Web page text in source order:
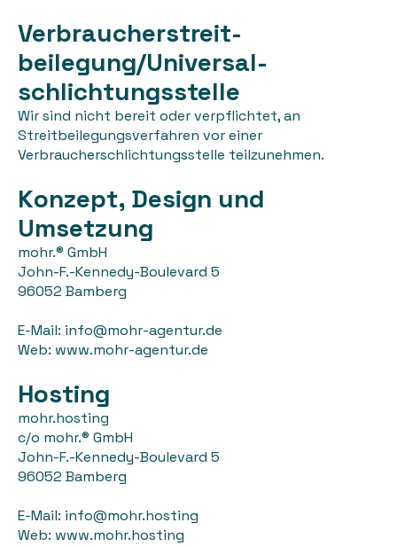
Verbraucher­streit­
beilegung/Universal­
schlichtungs­stelle
Wir sind nicht bereit oder verpflichtet, an
Streitbeilegungsverfahren vor einer
Verbraucherschlichtungsstelle teilzunehmen.
Konzept, Design und
Umsetzung
mohr.® GmbH
John-F.-Kennedy-Boulevard 5
96052 Bamberg
E-Mail: info@mohr-agentur.de
Web: www.mohr-agentur.de
Hosting
mohr.hosting
c/o mohr.® GmbH
John-F.-Kennedy-Boulevard 5
96052 Bamberg
E-Mail: info@mohr.hosting
Web: www.mohr.hosting